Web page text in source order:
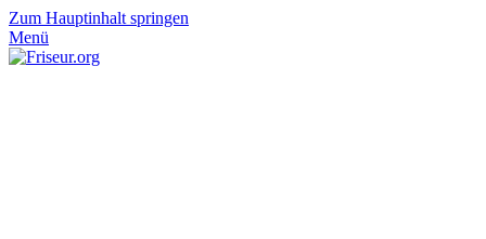
Zum Hauptinhalt springen
Menü